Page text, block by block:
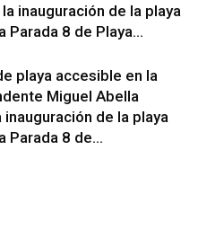
inauguración de la playa
Parada 8 de Playa...
playa accesible en la
Miguel Abella
de la playa
Parada 8 de...